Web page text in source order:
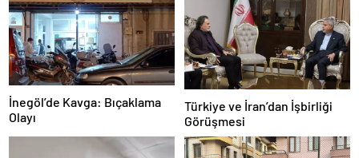
İnegöl’de Kavga: Bıçaklama
Olayı
Türkiye ve İran’dan İşbirliği
Görüşmesi